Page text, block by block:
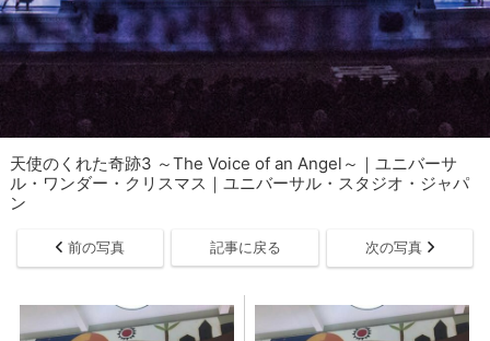
天使のくれた奇跡3 ～The Voice of an Angel～｜ユニバーサ
ル・ワンダー・クリスマス｜ユニバーサル・スタジオ・ジャパ
ン
前の写真 記事に戻る 次の写真